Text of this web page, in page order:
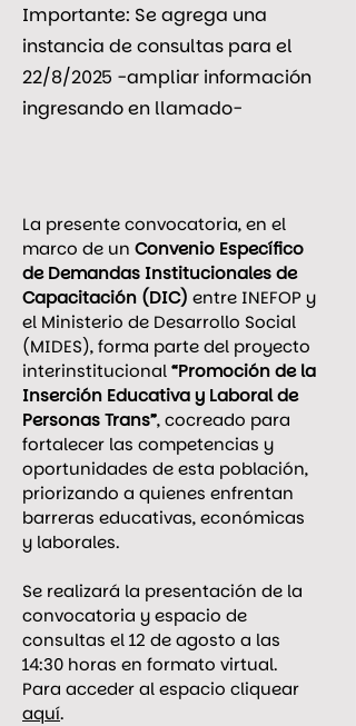
Importante: Se agrega una
instancia de consultas para el
22/8/2025 -ampliar información
ingresando en llamado-
La presente convocatoria, en el
marco de un Convenio Específico
de Demandas Institucionales de
Capacitación (DIC) entre INEFOP y
el Ministerio de Desarrollo Social
(MIDES), forma parte del proyecto
interinstitucional “Promoción de la
Inserción Educativa y Laboral de
Personas Trans”, cocreado para
fortalecer las competencias y
oportunidades de esta población,
priorizando a quienes enfrentan
barreras educativas, económicas
y laborales.
Se realizará la presentación de la
convocatoria y espacio de
consultas el 12 de agosto a las
14:30 horas en formato virtual.
Para acceder al espacio cliquear
aquí.